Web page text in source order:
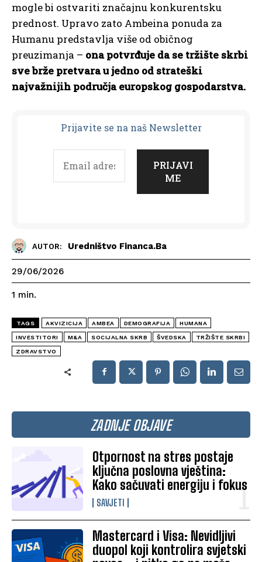
ZADNJE OBJAVE
Otpornost na stres postaje
ključna poslovna vještina:
Kako sačuvati energiju i fokus
SAVJETI
Mastercard i Visa: Nevidljivi
duopol koji kontrolira svjetski
mogle bi ostvariti značajnu konkurentsku
prednost. Upravo zato Ambeina ponuda za
Humanu predstavlja više od običnog
preuzimanja – ona potvrđuje da se tržište skrbi
sve brže pretvara u jedno od strateški
najvažnijih područja europskog gospodarstva.
Prijavite se na naš Newsletter
AUTOR: Uredništvo Financa.ba
29/06/2026
1 min.
TAGS AKVIZICIJA AMBEA DEMOGRAFIJA HUMANA
INVESTITORI M&A SOCIJALNA SKRB ŠVEDSKA TRŽIŠTE SKRBI
ZDRAVSTVO